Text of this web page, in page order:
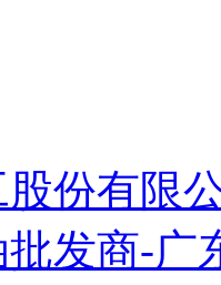
份有限
发商-广